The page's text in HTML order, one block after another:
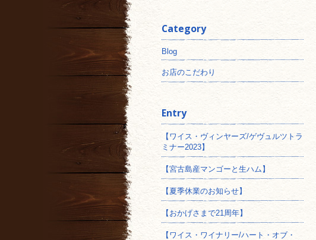
Category
Blog
お店のこだわり
Entry
【ワイス・ヴィンヤーズ/ゲヴュルツトラ
ミナー2023】
【宮古島産マンゴーと生ハム】
【夏季休業のお知らせ】
【おかげさまで21周年】
【ワイス・ワイナリー/ハート・オブ・